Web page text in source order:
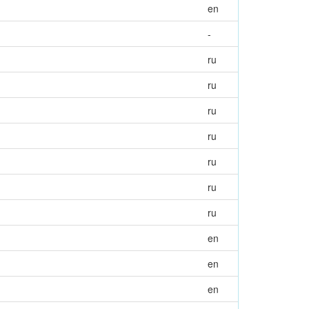
en
-
ru
ru
ru
ru
ru
ru
ru
en
en
en